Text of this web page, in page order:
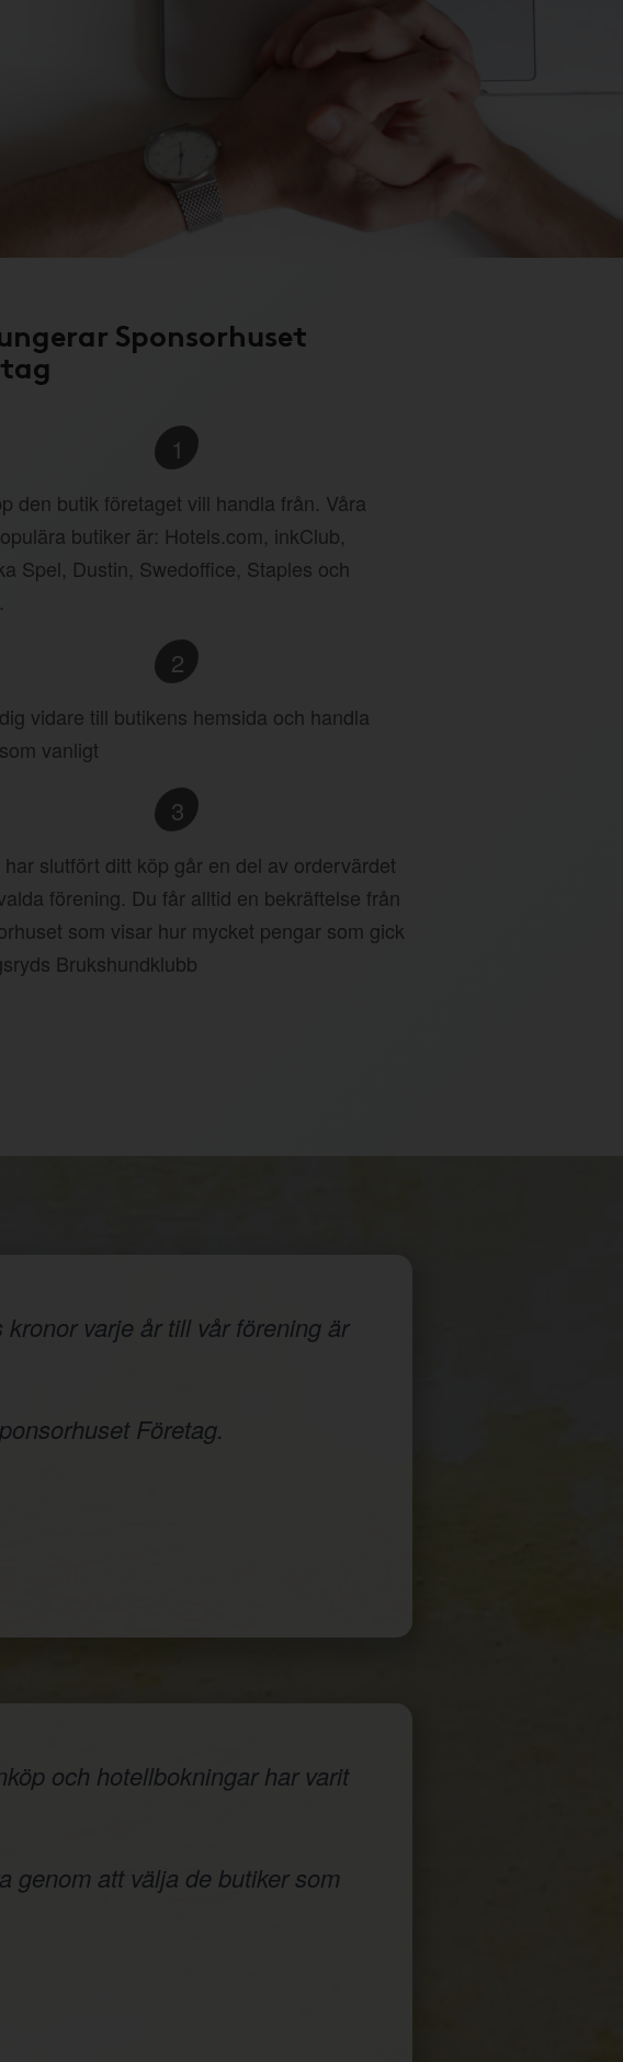
Sponsorhuset
1
den butik företaget vill handla från. Våra
butiker är: Hotels.com, inkClub,
Spel, Dustin, Swedoffice, Staples och
2
vidare till butikens hemsida och handla
vanligt
3
har slutfört ditt köp går en del av ordervärdet
förening. Du får alltid en bekräftelse från
som visar hur mycket pengar som gick
Brukshundklubb
varje år till vår förening är
Företag.
och hotellbokningar har varit
genom att välja de butiker som